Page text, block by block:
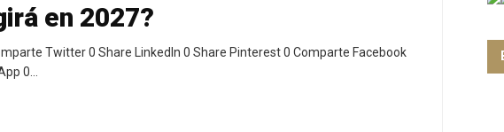
en 2027?
Twitter 0 Share LinkedIn 0 Share Pinterest 0 Comparte Facebook
0…